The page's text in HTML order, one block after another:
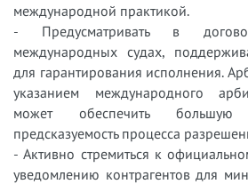
международной практикой.
- Предусматривать в
международных судах,
для гарантирования исполнения.
указанием международного
может обеспечить большую
предсказуемость процесса
- Активно стремиться к
уведомлению контрагентов для